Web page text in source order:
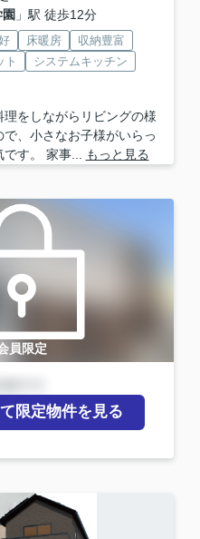
」駅 徒歩12分
床暖房
収納豊富
ト
システムキッチン
をしながらリビングの様
、小さなお子様がいらっ
す。 家事...
もっと見る
員限定
限定物件を見る